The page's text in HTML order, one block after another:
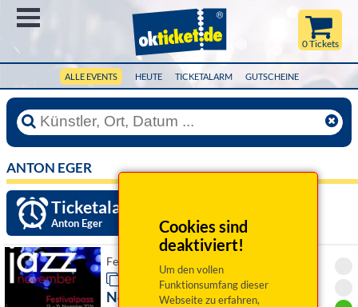
ALLE EVENTS HEUTE TICKETALARM GUTSCHEINE
0 Tickets
Cookies sind
deaktiviert!
Um den vollen
Funktionsumfang dieser
Webseite zu erfahren,
ANTON EGER
Ticketalarm einrichten »
Anton Eger
Festivalpass Bayreuther Jazz-Nov
Festivalpass Bayreuther Jazz-
November 2026